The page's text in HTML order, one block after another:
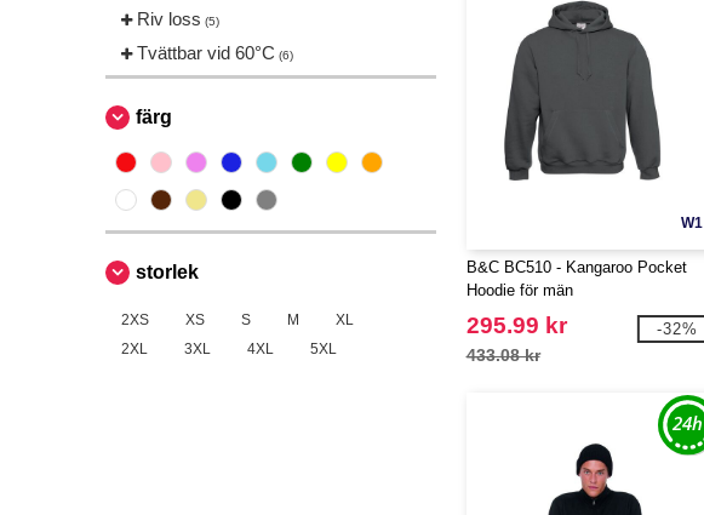
Riv loss (5)
Tvättbar vid 60°C (6)
färg
storlek
2XS XS S M
XL
2XL
3XL 4XL 5XL
W1
B&C BC510 - Kangaroo Pocket
Hoodie för män
295.99 kr
433.08 kr
-32%